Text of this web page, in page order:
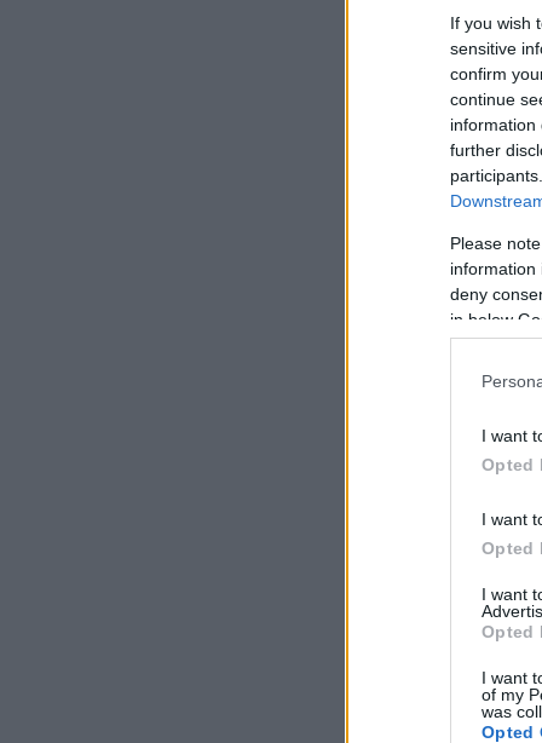
If you wish
sensitive
confirm
continue
information
further
Please
information
deny
in below
I want
Opted
I want
Opted
I want
Opted
I want
of my
was
Opted